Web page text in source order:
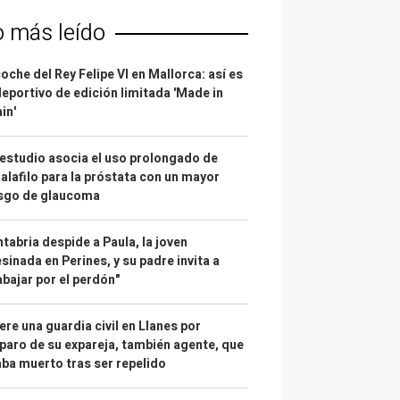
más leído
del Rey Felipe VI en Mallorca: así es
de edición limitada 'Made in
asocia el uso prolongado de
para la próstata con un mayor
de glaucoma
despide a Paula, la joven
en Perines, y su padre invita a
por el perdón"
una guardia civil en Llanes por
de su expareja, también agente, que
muerto tras ser repelido